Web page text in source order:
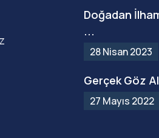
Doğadan
...
28 Nisan 2023
Gerçek Göz
27 Mayıs 2022